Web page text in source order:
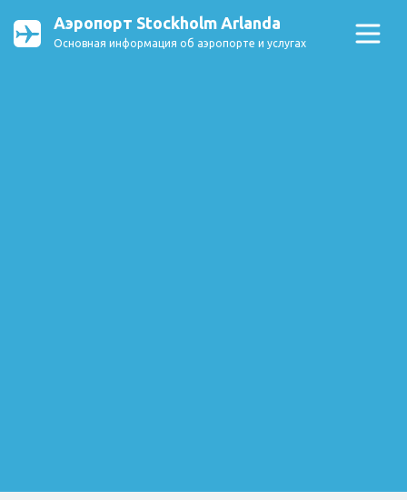
Аэропорт Stockholm Arlanda
Основная информация об аэропорте и услугах